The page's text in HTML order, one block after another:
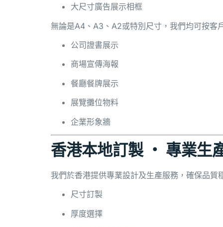
大尺寸廣告展示相框
無論是A4、A3、A2或特別尺寸，我們均可按客
公司證書展示
商場宣傳海報
餐廳餐牌展示
展覽攤位物料
企業形象牆
香港本地訂製 ‧ 專業生
我們於香港提供專業設計及生產服務，確保品質
尺寸訂製
厚度選擇